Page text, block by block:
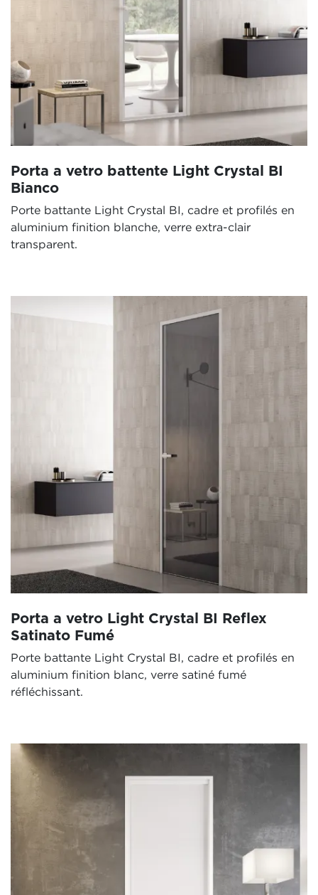
Porta a vetro battente Light Crystal BI
Bianco
Porte battante Light Crystal BI, cadre et profilés en
aluminium finition blanche, verre extra-clair
transparent.
Porta a vetro Light Crystal BI Reflex
Satinato Fumé
Porte battante Light Crystal BI, cadre et profilés en
aluminium finition blanc, verre satiné fumé
réfléchissant.